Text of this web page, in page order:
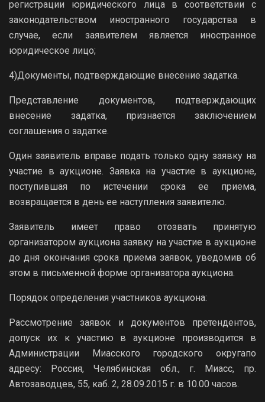
регистрации юридического лица в соответствии с
законодательством иностранного государства в
случае, если заявителем является иностранное
юридическое лицо;
4)Документы, подтверждающие внесение задатка.
Представление документов, подтверждающих
внесение задатка, признается заключением
соглашения о задатке.
Один заявитель вправе подать только одну заявку на
участие в аукционе. Заявка на участие в аукционе,
поступившая по истечении срока ее приема,
возвращается в день ее наступления заявителю.
Заявитель имеет право отозвать принятую
организатором аукциона заявку на участие в аукционе
до дня окончания срока приема заявок, уведомив об
этом в письменной форме организатора аукциона.
Порядок определения участников аукциона:
Рассмотрение заявок и документов претендентов,
допуск их к участию в аукционе производится в
Администрации Миасского городского округапо
адресу: Россия, Челябинская обл., г. Миасс, пр.
Автозаводцев, 55, каб. 2, 28.09.2015 г. в 10.00 часов.